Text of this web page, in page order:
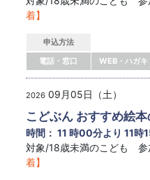
着】
申込方法
電話・窓口
WEB・ハガキ
2026 09月05日（土）
こどぶん おすすめ絵本
時間： 11 時00分より 11時
対象/18歳未満のこども
着】